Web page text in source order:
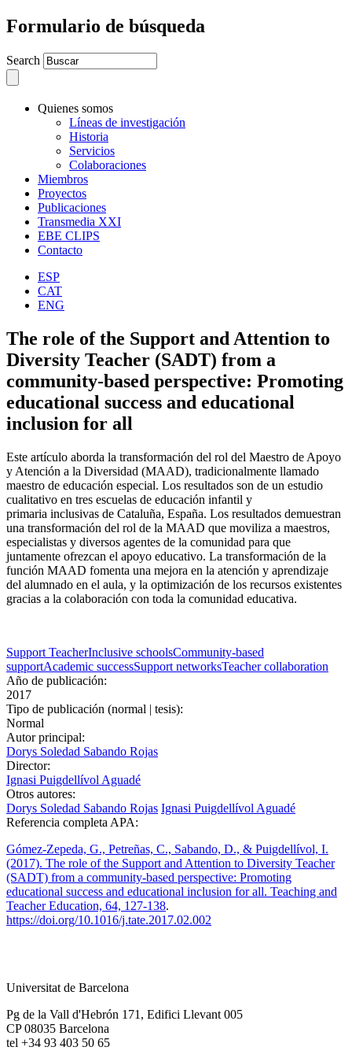
Formulario de búsqueda
Search
Quienes somos
Líneas de investigación
Historia
Servicios
Colaboraciones
Miembros
Proyectos
Publicaciones
Transmedia XXI
EBE CLIPS
Contacto
ESP
CAT
ENG
The role of the Support and Attention to
Diversity Teacher (SADT) from a
community-based perspective: Promoting
educational success and educational
inclusion for all
Este artículo aborda la transformación del rol del Maestro de Apoyo
y Atención a la Diversidad (MAAD), tradicionalmente llamado
maestro de educación especial. Los resultados son de un estudio
cualitativo en tres escuelas de educación infantil y
primaria inclusivas de Cataluña, España. Los resultados demuestran
una transformación del rol de la MAAD que moviliza a maestros,
especialistas y diversos agentes de la comunidad para que
juntamente ofrezcan el apoyo educativo. La transformación de la
función MAAD fomenta una mejora en la atención y aprendizaje
del alumnado en el aula, y la optimización de los recursos existentes
gracias a la colaboración con toda la comunidad educativa.
Support TeacherInclusive schoolsCommunity-based
supportAcademic successSupport networksTeacher collaboration
Año de publicación:
2017
Tipo de publicación (normal | tesis):
Normal
Autor principal:
Dorys Soledad Sabando Rojas
Director:
Ignasi Puigdellívol Aguadé
Otros autores:
Dorys Soledad Sabando Rojas Ignasi Puigdellívol Aguadé
Referencia completa APA:
Gómez-Zepeda, G., Petreñas, C., Sabando, D., & Puigdellívol, I.
(2017). The role of the Support and Attention to Diversity Teacher
(SADT) from a community-based perspective: Promoting
educational success and educational inclusion for all. Teaching and
Teacher Education, 64, 127-138.
https://doi.org/10.1016/j.tate.2017.02.002
Universitat de Barcelona
Pg de la Vall d'Hebrón 171, Edifici Llevant 005
CP 08035 Barcelona
tel +34 93 403 50 65